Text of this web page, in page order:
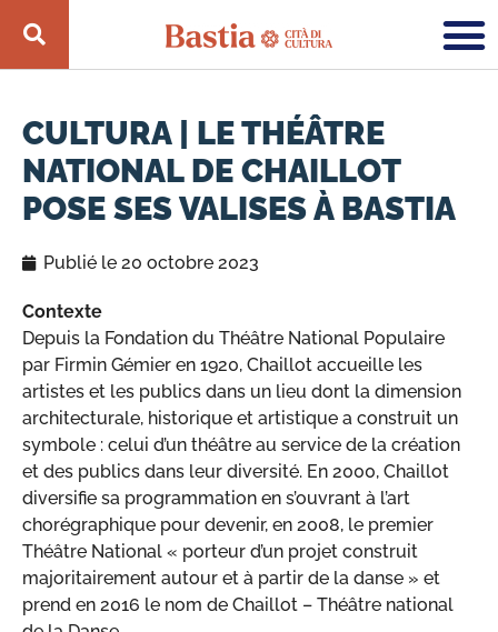
CULTURA | LE THÉÂTRE
NATIONAL DE CHAILLOT
POSE SES VALISES À BASTIA
Publié le 20 octobre 2023
Contexte
Depuis la Fondation du Théâtre National Populaire
par Firmin Gémier en 1920, Chaillot accueille les
artistes et les publics dans un lieu dont la dimension
architecturale, historique et artistique a construit un
symbole : celui d’un théâtre au service de la création
et des publics dans leur diversité. En 2000, Chaillot
diversifie sa programmation en s’ouvrant à l’art
chorégraphique pour devenir, en 2008, le premier
Théâtre National « porteur d’un projet construit
majoritairement autour et à partir de la danse » et
prend en 2016 le nom de Chaillot – Théâtre national